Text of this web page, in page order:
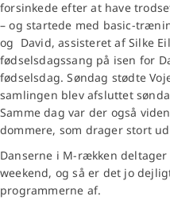
forsinkede efter at have
– og startede med basic-
og David, assisteret af Silke
fødselsdagssang på isen for
fødselsdag. Søndag stødte
samlingen blev afsluttet
Samme dag var der også
dommere, som drager stort
Danserne i M-rækken
weekend, og så er det jo
programmerne af.